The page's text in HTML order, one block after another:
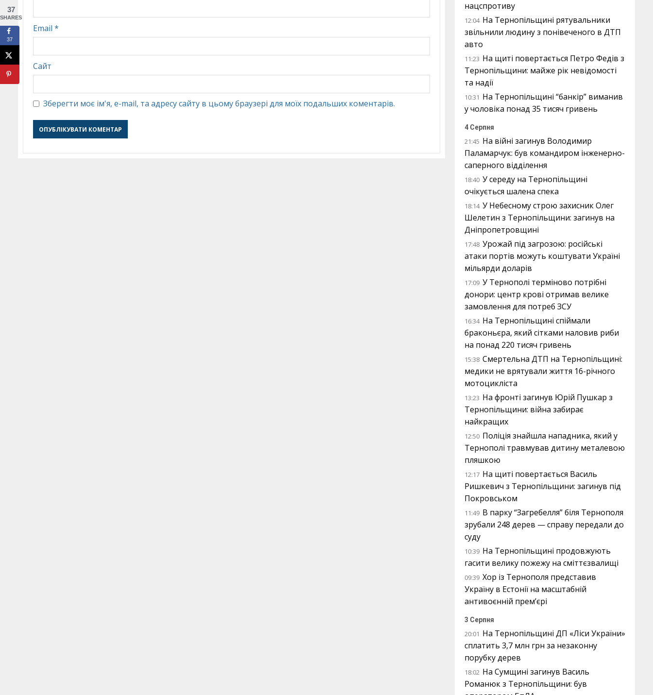
Email *
Сайт
Зберегти моє ім'я, e-mail, та адресу сайту в цьому браузері для моїх подальших коментарів.
нацспротиву
12:04 На Тернопільщині рятувальники
звільнили людину з понівеченого в ДТП
авто
11:23 На щиті повертається Петро Федів з
Тернопільщини: майже рік невідомості
та надії
10:31 На Тернопільщині “банкір” виманив
у чоловіка понад 35 тисяч гривень
4 Серпня
21:45 На війні загинув Володимир
Паламарчук: був командиром інженерно-
саперного відділення
18:40 У середу на Тернопільщині
очікується шалена спека
18:14 У Небесному строю захисник Олег
Шелетин з Тернопільщини: загинув на
Дніпропетровщині
17:48 Урожай під загрозою: російські
атаки портів можуть коштувати Україні
мільярди доларів
17:09 У Тернополі терміново потрібні
донори: центр крові отримав велике
замовлення для потреб ЗСУ
16:34 На Тернопільщині спіймали
браконьєра, який сітками наловив риби
на понад 220 тисяч гривень
15:38 Смертельна ДТП на Тернопільщині:
медики не врятували життя 16-річного
мотоцикліста
13:23 На фронті загинув Юрій Пушкар з
Тернопільщини: війна забирає
найкращих
12:50 Поліція знайшла нападника, який у
Тернополі травмував дитину металевою
пляшкою
12:17 На щиті повертається Василь
Ришкевич з Тернопільщини: загинув під
Покровськом
11:49 В парку “Загребелля” біля Тернополя
зрубали 248 дерев — справу передали до
суду
10:39 На Тернопільщині продовжують
гасити велику пожежу на сміттєзвалищі
09:39 Хор із Тернополя представив
Україну в Естонії на масштабній
антивоєнній прем’єрі
3 Серпня
20:01 На Тернопільщині ДП «Ліси України»
сплатить 3,7 млн грн за незаконну
порубку дерев
18:02 На Сумщині загинув Василь
Романюк з Тернопільщини: був
37
SHARES
37